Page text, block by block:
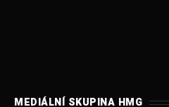
MEDIÁLNÍ SKUPINA HMG